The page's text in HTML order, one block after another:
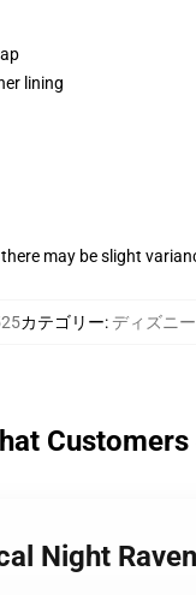
lining
may be slight
カテゴリー:ディズニ
Customers
Night